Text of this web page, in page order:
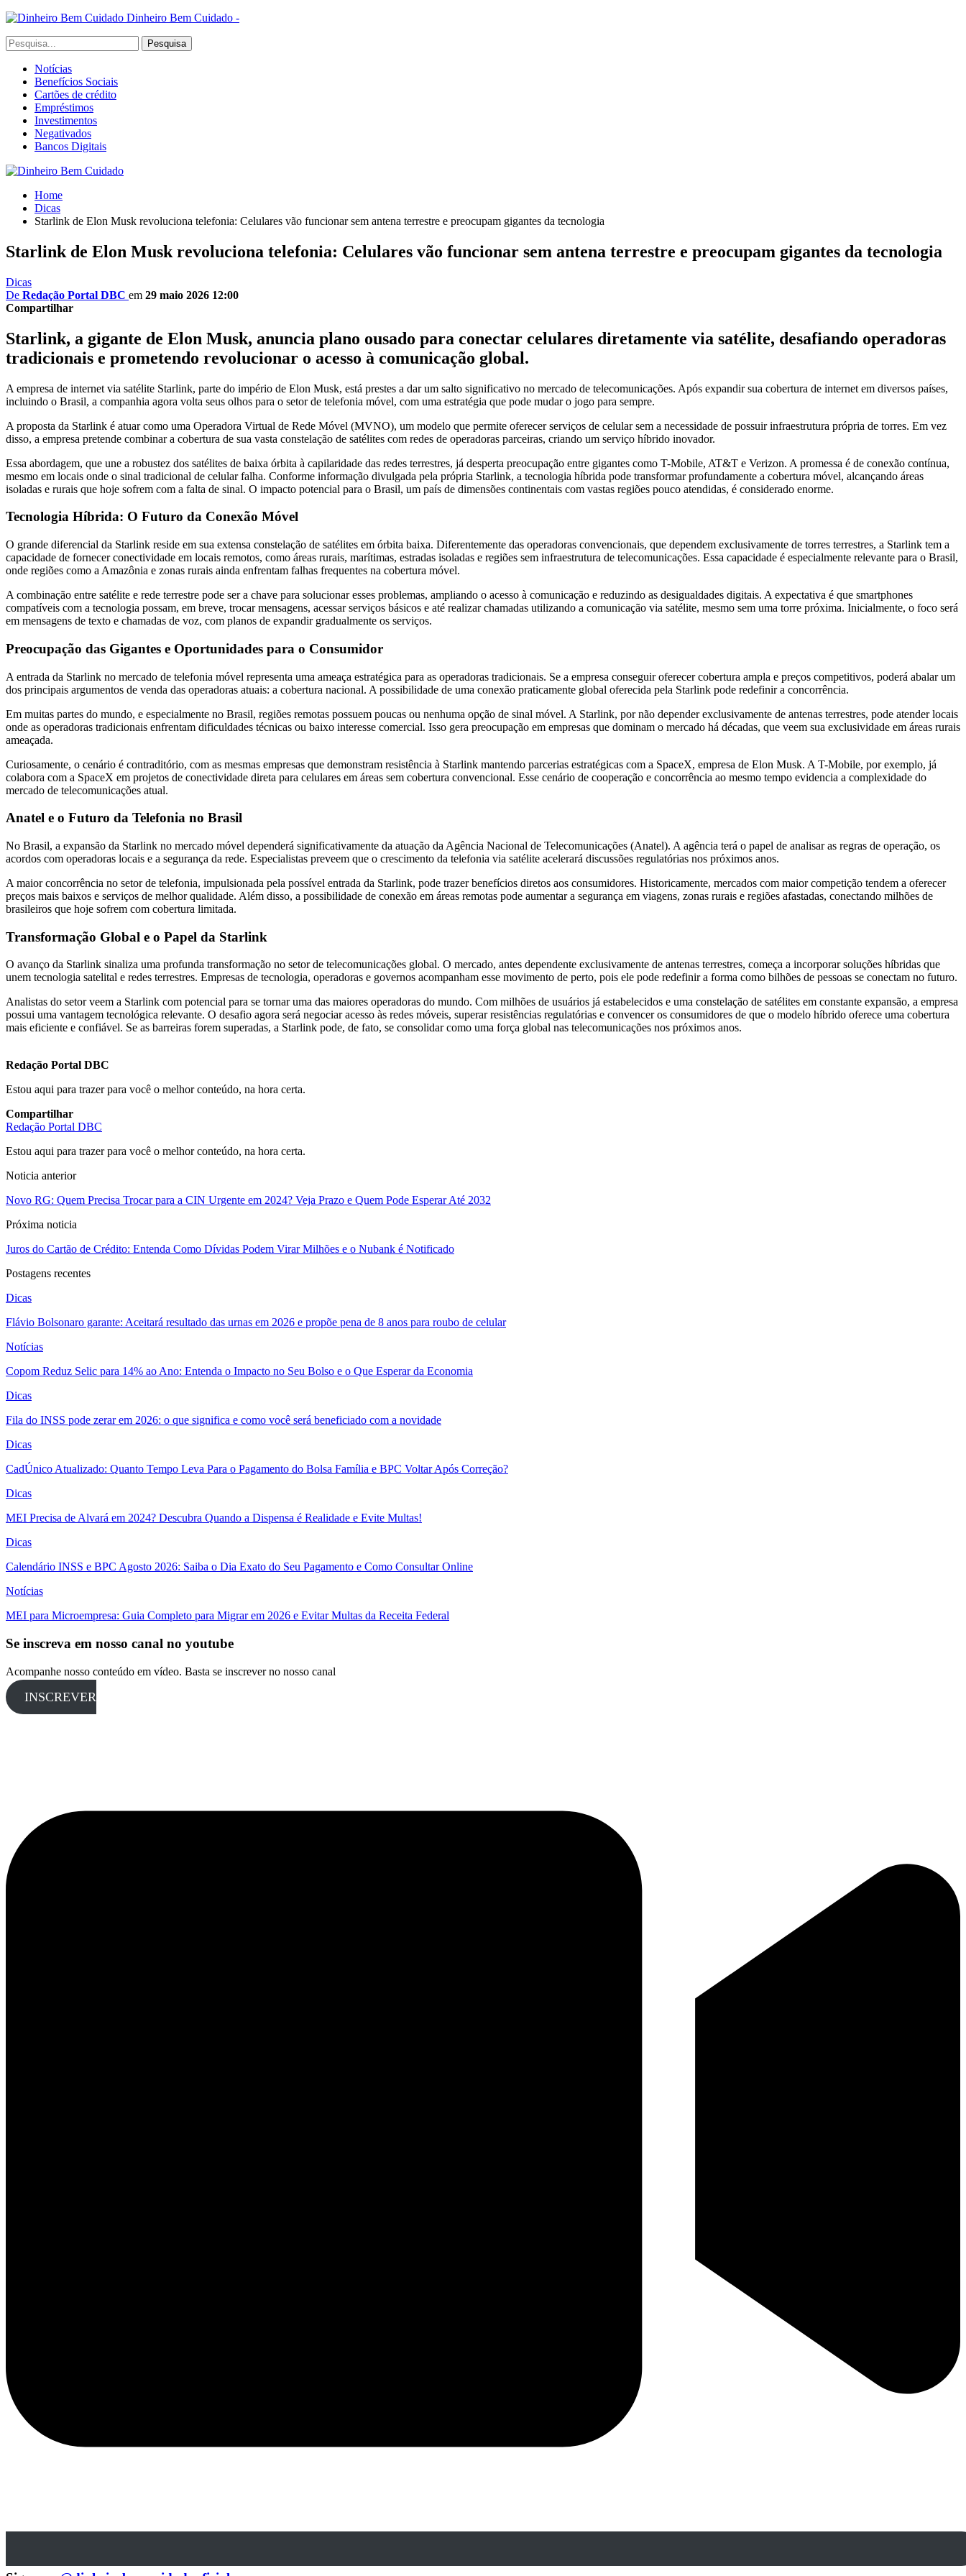
Dinheiro Bem Cuidado -
Notícias
Benefícios Sociais
Cartões de crédito
Empréstimos
Investimentos
Negativados
Bancos Digitais
Home
Dicas
Starlink de Elon Musk revoluciona telefonia: Celulares vão funcionar sem antena terrestre e preocupam gigantes da tecnologia
Starlink de Elon Musk revoluciona telefonia: Celulares vão funcionar sem antena terrestre e preocupam gigantes da tecnologia
Dicas
De Redação Portal DBC em 29 maio 2026 12:00
Compartilhar
Starlink, a gigante de Elon Musk, anuncia plano ousado para conectar celulares diretamente via satélite, desafiando operadoras
tradicionais e prometendo revolucionar o acesso à comunicação global.
A empresa de internet via satélite Starlink, parte do império de Elon Musk, está prestes a dar um salto significativo no mercado de telecomunicações. Após expandir sua cobertura de internet em diversos países,
incluindo o Brasil, a companhia agora volta seus olhos para o setor de telefonia móvel, com uma estratégia que pode mudar o jogo para sempre.
A proposta da Starlink é atuar como uma Operadora Virtual de Rede Móvel (MVNO), um modelo que permite oferecer serviços de celular sem a necessidade de possuir infraestrutura própria de torres. Em vez
disso, a empresa pretende combinar a cobertura de sua vasta constelação de satélites com redes de operadoras parceiras, criando um serviço híbrido inovador.
Essa abordagem, que une a robustez dos satélites de baixa órbita à capilaridade das redes terrestres, já desperta preocupação entre gigantes como T-Mobile, AT&T e Verizon. A promessa é de conexão contínua,
mesmo em locais onde o sinal tradicional de celular falha. Conforme informação divulgada pela própria Starlink, a tecnologia híbrida pode transformar profundamente a cobertura móvel, alcançando áreas
isoladas e rurais que hoje sofrem com a falta de sinal. O impacto potencial para o Brasil, um país de dimensões continentais com vastas regiões pouco atendidas, é considerado enorme.
Tecnologia Híbrida: O Futuro da Conexão Móvel
O grande diferencial da Starlink reside em sua extensa constelação de satélites em órbita baixa. Diferentemente das operadoras convencionais, que dependem exclusivamente de torres terrestres, a Starlink tem a
capacidade de fornecer conectividade em locais remotos, como áreas rurais, marítimas, estradas isoladas e regiões sem infraestrutura de telecomunicações. Essa capacidade é especialmente relevante para o Brasil,
onde regiões como a Amazônia e zonas rurais ainda enfrentam falhas frequentes na cobertura móvel.
A combinação entre satélite e rede terrestre pode ser a chave para solucionar esses problemas, ampliando o acesso à comunicação e reduzindo as desigualdades digitais. A expectativa é que smartphones
compatíveis com a tecnologia possam, em breve, trocar mensagens, acessar serviços básicos e até realizar chamadas utilizando a comunicação via satélite, mesmo sem uma torre próxima. Inicialmente, o foco será
em mensagens de texto e chamadas de voz, com planos de expandir gradualmente os serviços.
Preocupação das Gigantes e Oportunidades para o Consumidor
A entrada da Starlink no mercado de telefonia móvel representa uma ameaça estratégica para as operadoras tradicionais. Se a empresa conseguir oferecer cobertura ampla e preços competitivos, poderá abalar um
dos principais argumentos de venda das operadoras atuais: a cobertura nacional. A possibilidade de uma conexão praticamente global oferecida pela Starlink pode redefinir a concorrência.
Em muitas partes do mundo, e especialmente no Brasil, regiões remotas possuem poucas ou nenhuma opção de sinal móvel. A Starlink, por não depender exclusivamente de antenas terrestres, pode atender locais
onde as operadoras tradicionais enfrentam dificuldades técnicas ou baixo interesse comercial. Isso gera preocupação em empresas que dominam o mercado há décadas, que veem sua exclusividade em áreas rurais
ameaçada.
Curiosamente, o cenário é contraditório, com as mesmas empresas que demonstram resistência à Starlink mantendo parcerias estratégicas com a SpaceX, empresa de Elon Musk. A T-Mobile, por exemplo, já
colabora com a SpaceX em projetos de conectividade direta para celulares em áreas sem cobertura convencional. Esse cenário de cooperação e concorrência ao mesmo tempo evidencia a complexidade do
mercado de telecomunicações atual.
Anatel e o Futuro da Telefonia no Brasil
No Brasil, a expansão da Starlink no mercado móvel dependerá significativamente da atuação da Agência Nacional de Telecomunicações (Anatel). A agência terá o papel de analisar as regras de operação, os
acordos com operadoras locais e a segurança da rede. Especialistas preveem que o crescimento da telefonia via satélite acelerará discussões regulatórias nos próximos anos.
A maior concorrência no setor de telefonia, impulsionada pela possível entrada da Starlink, pode trazer benefícios diretos aos consumidores. Historicamente, mercados com maior competição tendem a oferecer
preços mais baixos e serviços de melhor qualidade. Além disso, a possibilidade de conexão em áreas remotas pode aumentar a segurança em viagens, zonas rurais e regiões afastadas, conectando milhões de
brasileiros que hoje sofrem com cobertura limitada.
Transformação Global e o Papel da Starlink
O avanço da Starlink sinaliza uma profunda transformação no setor de telecomunicações global. O mercado, antes dependente exclusivamente de antenas terrestres, começa a incorporar soluções híbridas que
unem tecnologia satelital e redes terrestres. Empresas de tecnologia, operadoras e governos acompanham esse movimento de perto, pois ele pode redefinir a forma como bilhões de pessoas se conectam no futuro.
Analistas do setor veem a Starlink com potencial para se tornar uma das maiores operadoras do mundo. Com milhões de usuários já estabelecidos e uma constelação de satélites em constante expansão, a empresa
possui uma vantagem tecnológica relevante. O desafio agora será negociar acesso às redes móveis, superar resistências regulatórias e convencer os consumidores de que o modelo híbrido oferece uma cobertura
mais eficiente e confiável. Se as barreiras forem superadas, a Starlink pode, de fato, se consolidar como uma força global nas telecomunicações nos próximos anos.
Redação Portal DBC
Estou aqui para trazer para você o melhor conteúdo, na hora certa.
Compartilhar
Redação Portal DBC
Estou aqui para trazer para você o melhor conteúdo, na hora certa.
Noticia anterior
Novo RG: Quem Precisa Trocar para a CIN Urgente em 2024? Veja Prazo e Quem Pode Esperar Até 2032
Próxima noticia
Juros do Cartão de Crédito: Entenda Como Dívidas Podem Virar Milhões e o Nubank é Notificado
Postagens recentes
Dicas
Flávio Bolsonaro garante: Aceitará resultado das urnas em 2026 e propõe pena de 8 anos para roubo de celular
Notícias
Copom Reduz Selic para 14% ao Ano: Entenda o Impacto no Seu Bolso e o Que Esperar da Economia
Dicas
Fila do INSS pode zerar em 2026: o que significa e como você será beneficiado com a novidade
Dicas
CadÚnico Atualizado: Quanto Tempo Leva Para o Pagamento do Bolsa Família e BPC Voltar Após Correção?
Dicas
MEI Precisa de Alvará em 2024? Descubra Quando a Dispensa é Realidade e Evite Multas!
Dicas
Calendário INSS e BPC Agosto 2026: Saiba o Dia Exato do Seu Pagamento e Como Consultar Online
Notícias
MEI para Microempresa: Guia Completo para Migrar em 2026 e Evitar Multas da Receita Federal
Se inscreva em nosso canal no youtube
Acompanhe nosso conteúdo em vídeo. Basta se inscrever no nosso canal
INSCREVER